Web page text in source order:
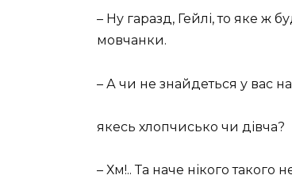
– Ну гаразд, Гейлі, то яке ж
мовчанки.
– А чи не знайдеться у вас
якесь хлопчисько чи дівча?
– Хм!.. Та наче нікого такого